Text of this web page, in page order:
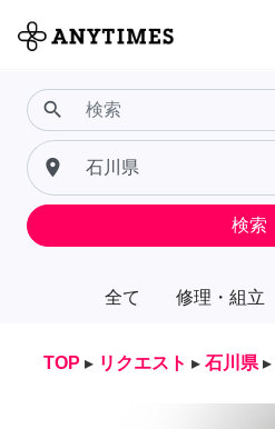
全て 修理・組立
search
place
検索
TOP ▸ リクエスト ▸ 石川県 ▸